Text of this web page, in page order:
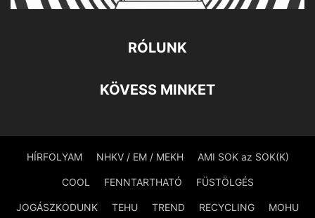
RÓLUNK
KÖVESS MINKET
HÍRFOLYAM NHKV / EM / MEKH AMI SOK az SOK(K)
COOL FENNTARTHATÓ FÜSTÖLGÉS
JOGÁSZKODUNK TEHU TREND RECYCLING MOHU